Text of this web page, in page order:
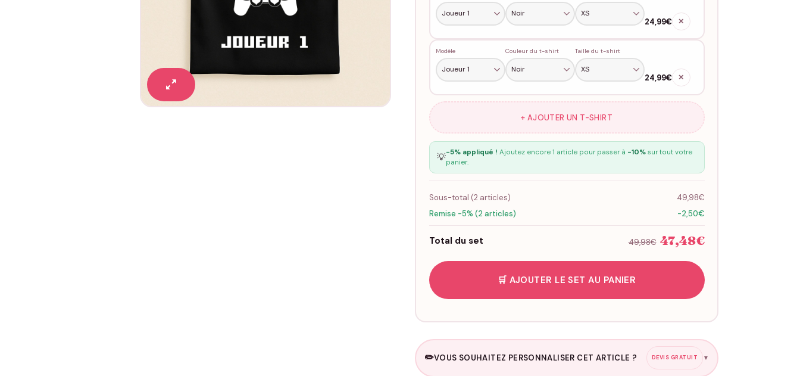
24,99€ ✕
Modèle Couleur du t-shirt Taille du t-shirt
24,99€ ✕
+ AJOUTER UN T-SHIRT
💡-5% appliqué ! Ajoutez encore 1 article pour passer à -10%sur tout votre
panier.
Sous-total (2articles)
49,98€
Remise -5% (2 articles)
-2,50€
Total du set 49,98€ 47,48€
🛒 AJOUTER LE SET AU PANIER
✏️VOUS SOUHAITEZ PERSONNALISER CET ARTICLE ? DEVIS GRATUIT ▼